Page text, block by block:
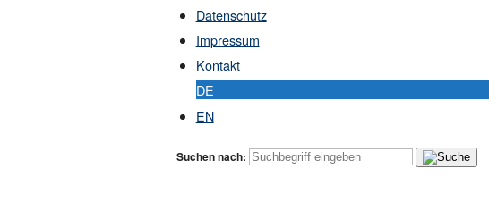
Datenschutz
Impressum
Kontakt
DE
EN
Suchen nach: